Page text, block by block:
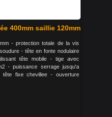
400mm saillie 120mm
- protection totale de la vis
- tête en fonte nodulaire
tête mobile - tige avec
- puissance serrage jusqu'a
fixe chevillee - ouverture